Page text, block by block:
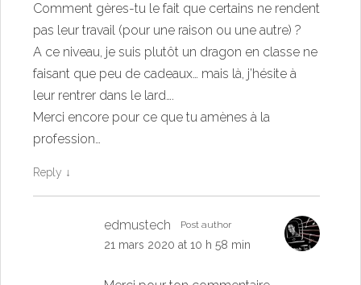
Comment gères-tu le fait que certains ne rendent
pas leur travail (pour une raison ou une autre) ?
A ce niveau, je suis plutôt un dragon en classe ne
faisant que peu de cadeaux… mais là, j’hésite à
leur rentrer dans le lard….
Merci encore pour ce que tu amènes à la
profession…
Reply ↓
edmustech Post author
21 mars 2020 at 10 h 58 min